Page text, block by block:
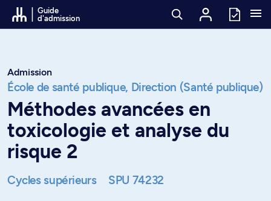
Passer au contenu
Guide
d'admission
Admission
École de santé publique, Direction (Santé publique)
Méthodes avancées en
toxicologie et analyse du
risque 2
Cycles supérieurs SPU 74232